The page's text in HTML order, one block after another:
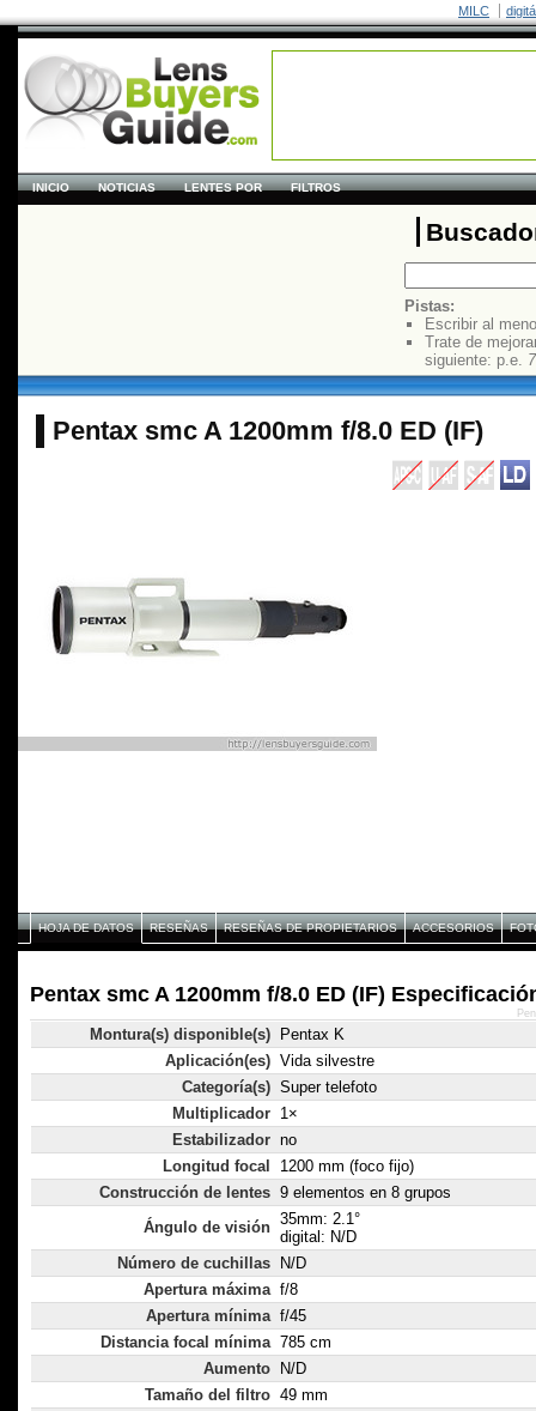
MILC
INICIO NOTICIAS LENTES POR FILTROS
Pistas:
Escribir al
Trate de
siguiente: p.e.
Pentax smc A 1200mm f/8.0 ED (IF)
HOJA DE DATOS RESEÑAS RESEÑAS DE PROPIETARIOS ACCESORIOS
Pentax smc A 1200mm f/8.0 ED (IF)
Montura(s) disponible(s)
Pentax K
Aplicación(es) Vida silvestre
Categoría(s) Super telefoto
Multiplicador 1×
Estabilizador no
Longitud focal
1200 mm (foco fijo)
Construcción de lentes 9 elementos en 8 grupos
Ángulo de visión 35mm: 2.1°
digital: N/D
Número de cuchillas
N/D
Apertura máxima f/8
Apertura mínima f/45
Distancia focal mínima 785 cm
Aumento
N/D
Tamaño del filtro 49 mm